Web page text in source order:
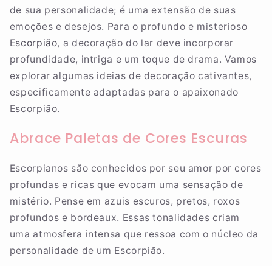
de sua personalidade; é uma extensão de suas
emoções e desejos. Para o profundo e misterioso
Escorpião, a decoração do lar deve incorporar
profundidade, intriga e um toque de drama. Vamos
explorar algumas ideias de decoração cativantes,
especificamente adaptadas para o apaixonado
Escorpião.
Abrace Paletas de Cores Escuras
Escorpianos são conhecidos por seu amor por cores
profundas e ricas que evocam uma sensação de
mistério. Pense em azuis escuros, pretos, roxos
profundos e bordeaux. Essas tonalidades criam
uma atmosfera intensa que ressoa com o núcleo da
personalidade de um Escorpião.